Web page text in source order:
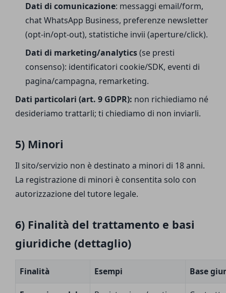
Dati di comunicazione: messaggi email/form,
chat WhatsApp Business, preferenze newsletter
(opt-in/opt-out), statistiche invii (aperture/click).
Dati di marketing/analytics(se presti
consenso): identificatori cookie/SDK, eventi di
pagina/campagna, remarketing.
Dati particolari (art. 9 GDPR): non richiediamo né
desideriamo trattarli; ti chiediamo di non inviarli.
5) Minori
Il sito/servizio non è destinato a minori di 18 anni.
La registrazione di minori è consentita solo con
autorizzazione del tutore legale.
6) Finalità del trattamento e basi
giuridiche (dettaglio)
Finalità Esempi Base